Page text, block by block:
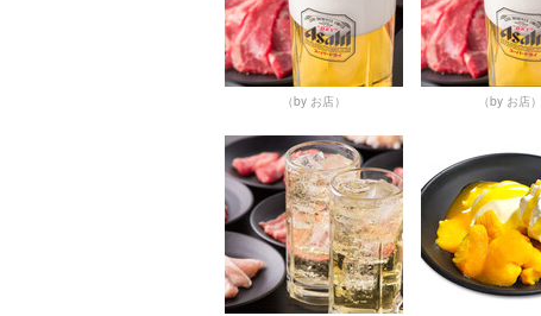
（by お店） （by お店）